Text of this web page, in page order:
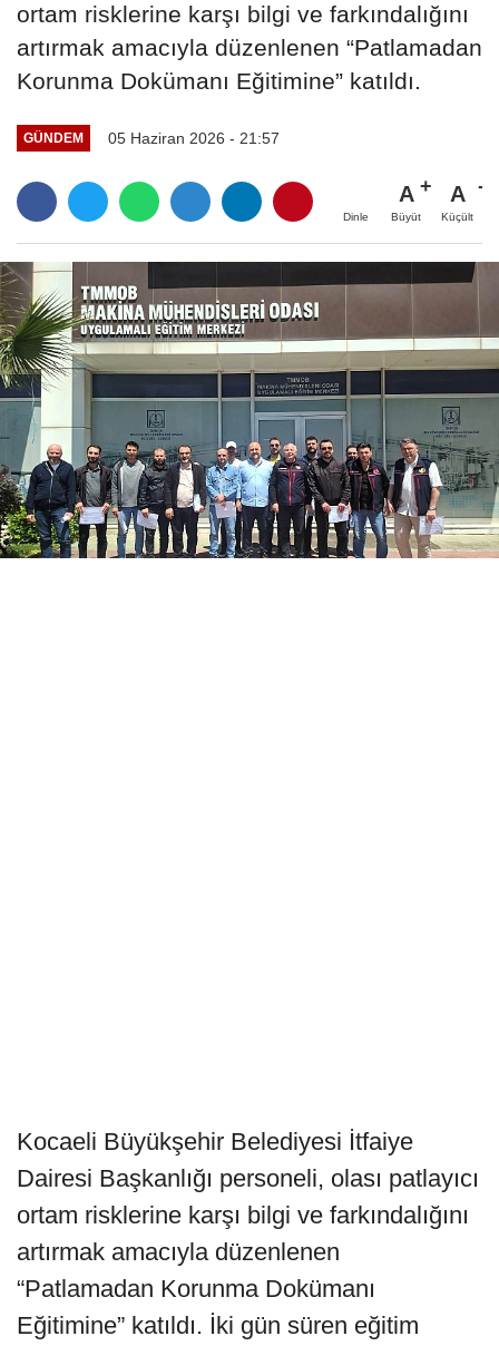
ortam risklerine karşı bilgi ve farkındalığını
artırmak amacıyla düzenlenen “Patlamadan
Korunma Dokümanı Eğitimine” katıldı.
GÜNDEM 05 Haziran 2026 - 21:57
Dinle
A
Büyüt
A
Küçült
Kocaeli Büyükşehir Belediyesi İtfaiye
Dairesi Başkanlığı personeli, olası patlayıcı
ortam risklerine karşı bilgi ve farkındalığını
artırmak amacıyla düzenlenen
“Patlamadan Korunma Dokümanı
Eğitimine” katıldı. İki gün süren eğitim